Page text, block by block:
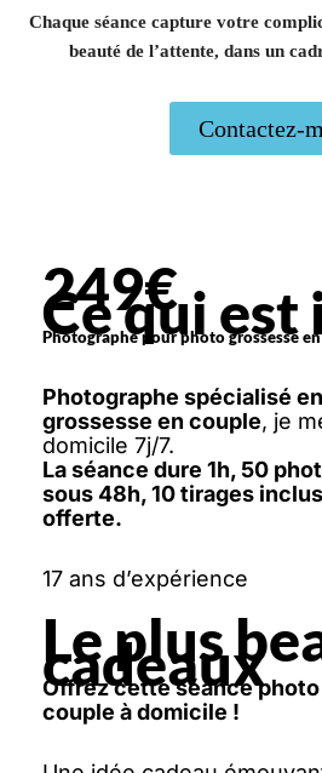
Chaque séance capture votre
beauté de l’attente, dans un
Contactez-
249€
Ce qui est
Photographe pour photo grossesse
Photographe spécialisé
grossesse en couple, je
domicile 7j/7.
La séance dure 1h, 50
sous 48h, 10 tirages
offerte.
17 ans d’expérience
Le plus
cadeaux
Offrez cette séance
couple à domicile !